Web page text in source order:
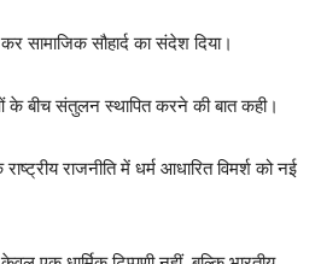
सामाजिक सौहार्द का संदेश दिया।
के बीच संतुलन स्थापित करने की बात कही।
राजनीति में धर्म आधारित विमर्श को नई